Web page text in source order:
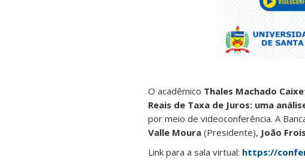
O acadêmico Thales Machado
Reais de Taxa de Juros: uma
por meio de videoconferência. A
Valle Moura (Presidente), João
Link para a sala virtual: https://